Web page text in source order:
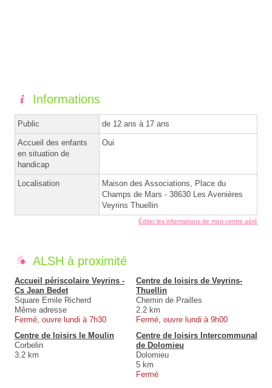
Informations
Public de 12 ans à 17 ans
Accueil des enfants
en situation de
handicap
Oui
Localisation
Maison des Associations, Place du
Champs de Mars - 38630 Les Avenières
Veyrins Thuellin
Éditer les informations de mon centre aéré
ALSH à proximité
Accueil périscolaire Veyrins -
Cs Jean Bedet
Square Emile Richerd
Même adresse
Fermé, ouvre lundi à 7h30
Centre de loisirs de Veyrins-
Thuellin
Chemin de Prailles
2.2 km
Fermé, ouvre lundi à 9h00
Centre de loisirs le Moulin
Corbelin
3.2 km
Centre de loisirs Intercommunal
de Dolomieu
Dolomieu
5 km
Fermé